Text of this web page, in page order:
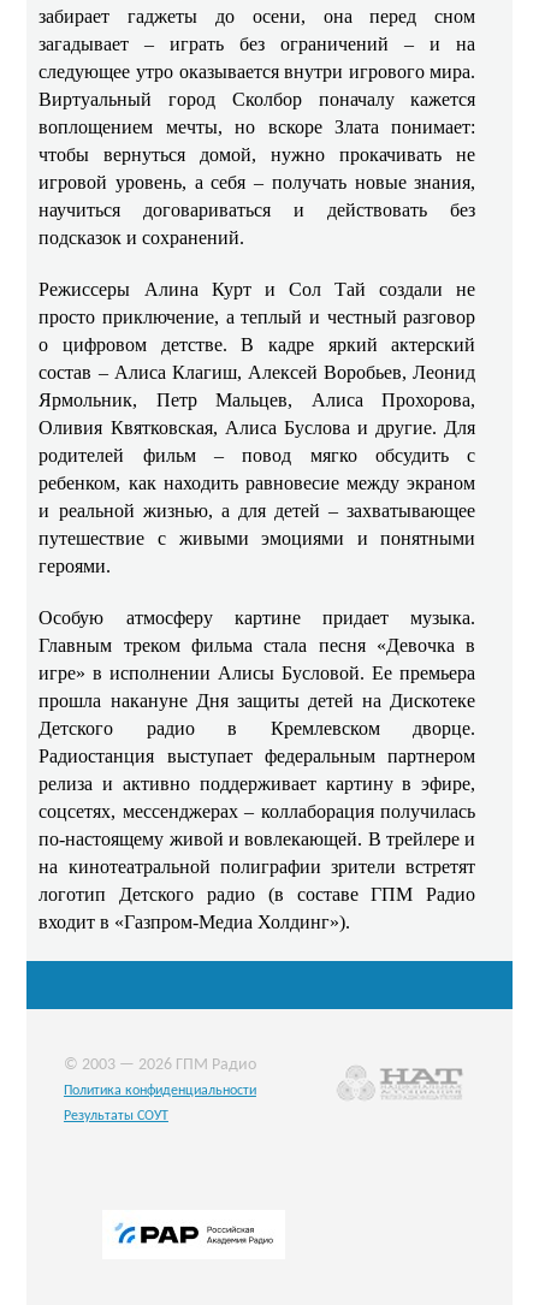
забирает гаджеты до осени, она перед сном
загадывает – играть без ограничений – и на
следующее утро оказывается внутри игрового мира.
Виртуальный город Сколбор поначалу кажется
воплощением мечты, но вскоре Злата понимает:
чтобы вернуться домой, нужно прокачивать не
игровой уровень, а себя – получать новые знания,
научиться договариваться и действовать без
подсказок и сохранений.
Режиссеры Алина Курт и Сол Тай создали не
просто приключение, а теплый и честный разговор
о цифровом детстве. В кадре яркий актерский
состав – Алиса Клагиш, Алексей Воробьев, Леонид
Ярмольник, Петр Мальцев, Алиса Прохорова,
Оливия Квятковская, Алиса Буслова и другие. Для
родителей фильм – повод мягко обсудить с
ребенком, как находить равновесие между экраном
и реальной жизнью, а для детей – захватывающее
путешествие с живыми эмоциями и понятными
героями.
Особую атмосферу картине придает музыка.
Главным треком фильма стала песня «Девочка в
игре» в исполнении Алисы Бусловой. Ее премьера
прошла накануне Дня защиты детей на Дискотеке
Детского радио в Кремлевском дворце.
Радиостанция выступает федеральным партнером
релиза и активно поддерживает картину в эфире,
соцсетях, мессенджерах – коллаборация получилась
по-настоящему живой и вовлекающей. В трейлере и
на кинотеатральной полиграфии зрители встретят
логотип Детского радио (в составе ГПМ Радио
входит в «Газпром-Медиа Холдинг»).
© 2003 — 2026 ГПМ Радио
Политика конфиденциальности
Результаты СОУТ